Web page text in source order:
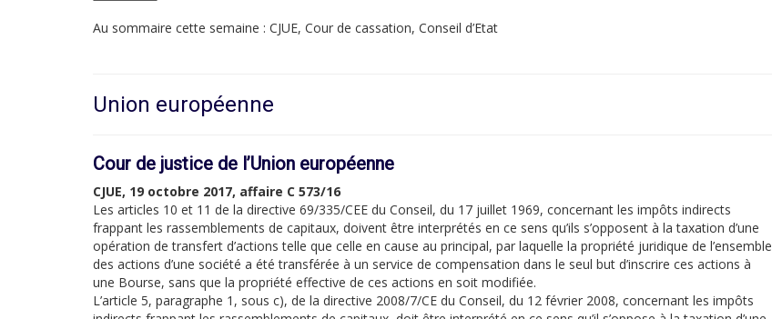
Au sommaire cette semaine : CJUE, Cour de cassation, Conseil d’Etat
Union européenne
Cour de justice de l’Union européenne
CJUE, 19 octobre 2017, affaire C 573/16
Les articles 10 et 11 de la directive 69/335/CEE du Conseil, du 17 juillet 1969, concernant les impôts indirects
frappant les rassemblements de capitaux, doivent être interprétés en ce sens qu’ils s’opposent à la taxation d’une
opération de transfert d’actions telle que celle en cause au principal, par laquelle la propriété juridique de l’ensemble
des actions d’une société a été transférée à un service de compensation dans le seul but d’inscrire ces actions à
une Bourse, sans que la propriété effective de ces actions en soit modifiée.
L’article 5, paragraphe 1, sous c), de la directive 2008/7/CE du Conseil, du 12 février 2008, concernant les impôts